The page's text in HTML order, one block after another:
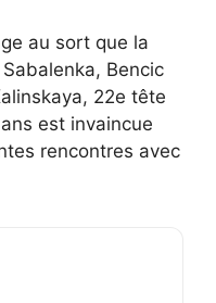
au sort que la
Bencic
22e tête
est invaincue
rencontres avec